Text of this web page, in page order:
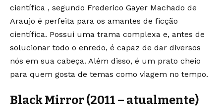
científica , segundo Frederico Gayer Machado de
Araujo é perfeita para os amantes de ficção
científica. Possui uma trama complexa e, antes de
solucionar todo o enredo, é capaz de dar diversos
nós em sua cabeça. Além disso, é um prato cheio
para quem gosta de temas como viagem no tempo.
Black Mirror (2011 – atualmente)